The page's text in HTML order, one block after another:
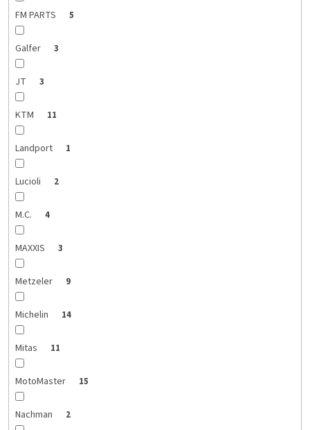
FM PARTS 5
Galfer 3
JT 3
KTM 11
Landport 1
Lucioli 2
M.C. 4
MAXXIS 3
Metzeler 9
Michelin 14
Mitas 11
MotoMaster 15
Nachman 2